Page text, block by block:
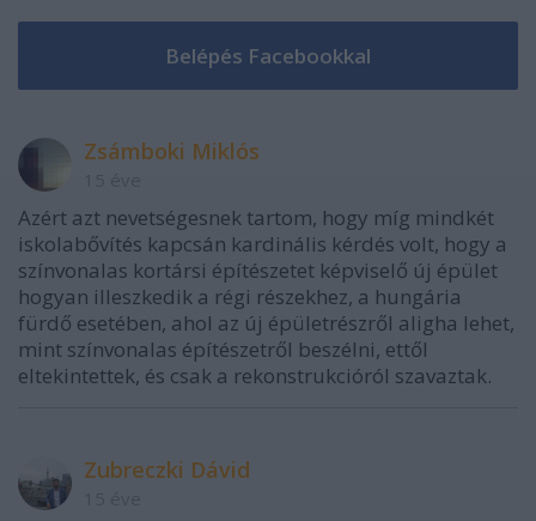
Zsámboki Miklós
Azért azt nevetségesnek tartom, hogy míg mindkét
iskolabővítés kapcsán kardinális kérdés volt, hogy a
színvonalas kortársi építészetet képviselő új épület
hogyan illeszkedik a régi részekhez, a hungária
fürdő esetében, ahol az új épületrészről aligha lehet,
mint színvonalas építészetről beszélni, ettől
eltekintettek, és csak a rekonstrukcióról szavaztak.
Zubreczki Dávid